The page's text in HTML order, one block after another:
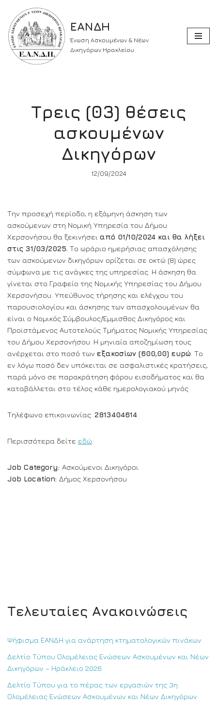
Skip
to
content
ΕΑΝΔΗ
Ένωση Ασκουμένων & Νέων
Δικηγόρων Ηρακλείου
Τρεις (03) θέσεις
ασκουμένων
Δικηγόρων
12/09/2024
Την προσεχή περίοδο, η εξάμηνη άσκηση των
ασκούμενων στη Νομική Υπηρεσία του Δήμου
Χερσονήσου θα ξεκινήσει από 01/10/2024 και θα λήξει
στις 31/03/2025. Το ωράριο ημερήσιας απασχόλησης
των ασκούμενων δικηγόρων ορίζεται σε οκτώ (8) ώρες
σύμφωνα με τις ανάγκες της υπηρεσίας. Η άσκηση θα
γίνεται στο Γραφείο της Νομικής Υπηρεσίας του Δήμου
Χερσονήσου. Υπεύθυνος τήρησης και ελέγχου του
παρουσιολογίου και άσκησης των απασχολουμένων θα
είναι ο Νομικός Σύμβουλος/Έμμισθος Δικηγόρος και
Προϊστάμενος Αυτοτελούς Τμήματος Νομικής Υπηρεσίας
του Δήμου Χερσονήσου. Η μηνιαία αποζημίωση τους
ανέρχεται στο ποσό των εξακοσίων (600,00) ευρώ . Το
εν λόγω ποσό δεν υπόκειται σε ασφαλιστικές κρατήσεις,
παρά μόνο σε παρακράτηση φόρου εισοδήματος και θα
καταβάλλεται στο τέλος κάθε ημερολογιακού μηνός.
Τηλέφωνο επικοινωνίας: 2813404614
Περισσότερα δείτε εδώ
Job Category: Ασκούμενοι Δικηγόροι
Job Location: Δήμος Χερσονήσου
Τελευταίες Ανακοινώσεις
Ψήφισμα ΕΑΝΔΗ για ανάρτηση κτηματολογικών πινάκων
Δελτίο Τύπου Ολομέλειας Ενώσεων Ασκουμένων και Νέων
Δικηγόρων – Ηράκλειο 2026
Δελτίο Τύπου για το πέρας των εργασιών της 3η
Ολομέλειας Ενώσεων Ασκουμένων και Νέων Δικηγόρων